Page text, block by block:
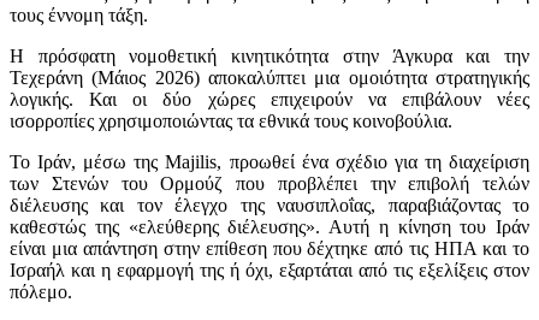
τους έννομη τάξη.
Η πρόσφατη νομοθετική κινητικότητα στην Άγκυρα και την
Τεχεράνη (Μάιος 2026) αποκαλύπτει μια ομοιότητα στρατηγικής
λογικής. Και οι δύο χώρες επιχειρούν να επιβάλουν νέες
ισορροπίες χρησιμοποιώντας τα εθνικά τους κοινοβούλια.
Το Ιράν, μέσω της Majilis, προωθεί ένα σχέδιο για τη διαχείριση
των Στενών του Ορμούζ που προβλέπει την επιβολή τελών
διέλευσης και τον έλεγχο της ναυσιπλοΐας, παραβιάζοντας το
καθεστώς της «ελεύθερης διέλευσης». Αυτή η κίνηση του Ιράν
είναι μια απάντηση στην επίθεση που δέχτηκε από τις ΗΠΑ και το
Ισραήλ και η εφαρμογή της ή όχι, εξαρτάται από τις εξελίξεις στον
πόλεμο.